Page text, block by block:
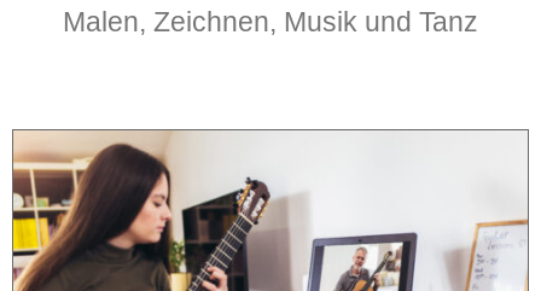
Malen, Zeichnen, Musik und Tanz